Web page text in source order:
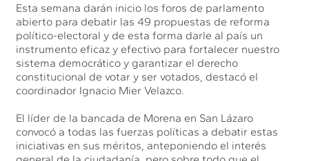
Esta semana darán inicio los foros de parlamento
abierto para debatir las 49 propuestas de reforma
político-electoral y de esta forma darle al país un
instrumento eficaz y efectivo para fortalecer nuestro
sistema democrático y garantizar el derecho
constitucional de votar y ser votados, destacó el
coordinador Ignacio Mier Velazco.
El líder de la bancada de Morena en San Lázaro
convocó a todas las fuerzas políticas a debatir estas
iniciativas en sus méritos, anteponiendo el interés